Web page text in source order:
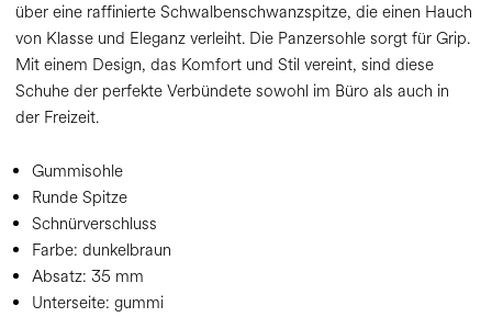
über eine raffinierte Schwalbenschwanzspitze, die einen Hauch
von Klasse und Eleganz verleiht. Die Panzersohle sorgt für Grip.
Mit einem Design, das Komfort und Stil vereint, sind diese
Schuhe der perfekte Verbündete sowohl im Büro als auch in
der Freizeit.
Gummisohle
Runde Spitze
Schnürverschluss
Farbe: dunkelbraun
Absatz: 35 mm
Unterseite: gummi